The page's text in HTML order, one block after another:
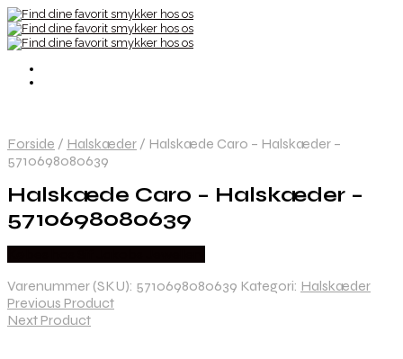
Forside / Halskæder / Halskæde Caro – Halskæder –
5710698080639
Halskæde Caro – Halskæder –
5710698080639
Varenummer (SKU): 5710698080639 Kategori: Halskæder
Previous Product
Next Product